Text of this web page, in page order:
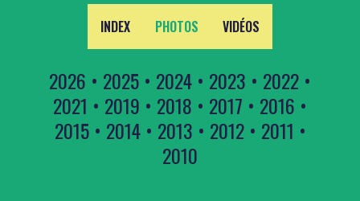
INDEX PHOTOS VIDÉOS
2026 • 2025 • 2024 • 2023 • 2022 •
2021 • 2019 • 2018 • 2017 • 2016 •
2015• 2014• 2013 • 2012• 2011 •
2010